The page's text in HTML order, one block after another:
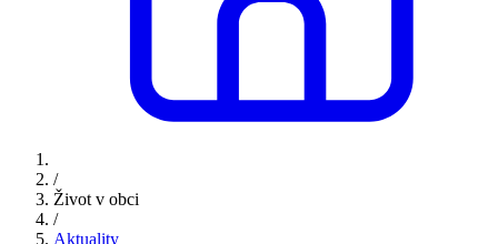
/
Život v obci
/
Aktuality